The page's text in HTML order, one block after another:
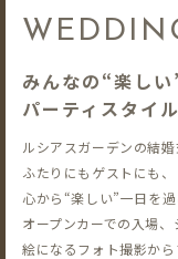
みんなの“楽し
パーティスタイ
ルシアスガーデンの結
ふたりにもゲストにも、
心から“楽しい”一日を過
オープンカーでの入場、
絵になるフォト撮影から